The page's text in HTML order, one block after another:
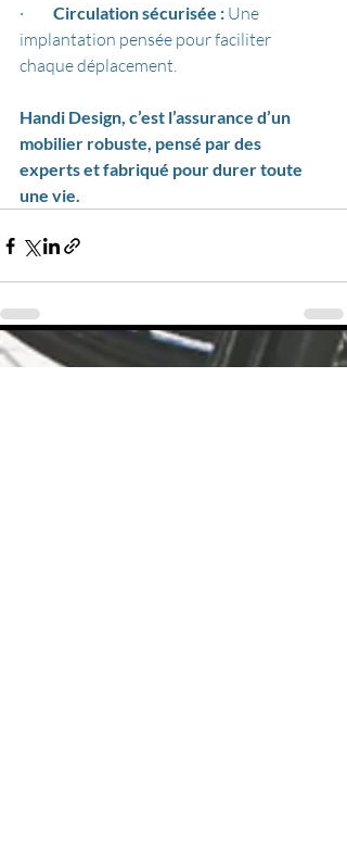
· Circulation sécurisée : Une
implantation pensée pour faciliter
chaque déplacement.
Handi Design, c’est l’assurance d’un
mobilier robuste, pensé par des
experts et fabriqué pour durer toute
une vie.